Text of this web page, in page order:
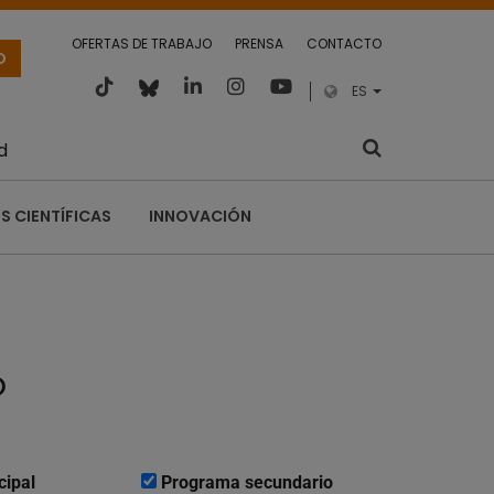
OFERTAS DE TRABAJO PRENSA CONTACTO
ES
CIENTÍFICAS INNOVACIÓN
Programa secundario